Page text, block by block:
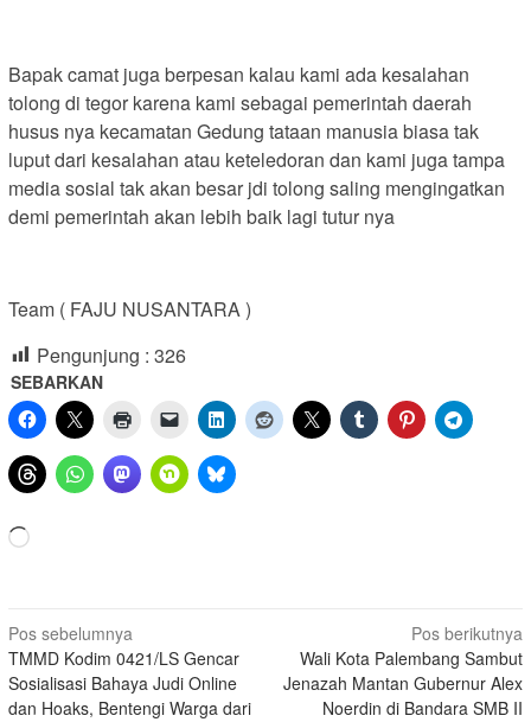
Bapak camat juga berpesan kalau kami ada kesalahan
tolong di tegor karena kami sebagai pemerintah daerah
husus nya kecamatan Gedung tataan manusia biasa tak
luput dari kesalahan atau keteledoran dan kami juga tampa
media sosial tak akan besar jdi tolong saling mengingatkan
demi pemerintah akan lebih baik lagi tutur nya
Team ( FAJU NUSANTARA )
Pengunjung : 326
SEBARKAN
Navigasi
pos
Pos sebelumnya
TMMD Kodim 0421/LS Gencar
Sosialisasi Bahaya Judi Online
dan Hoaks, Bentengi Warga dari
Pos berikutnya
Wali Kota Palembang Sambut
Jenazah Mantan Gubernur Alex
Noerdin di Bandara SMB II